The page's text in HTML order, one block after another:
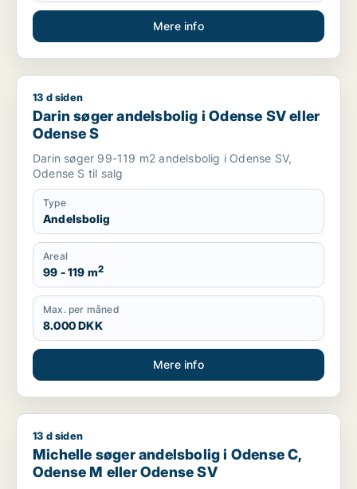
Mere info
Darin søger andelsbolig i Odense SV eller Odense S
13 d siden
Darin søger andelsbolig i Odense SV eller
Odense S
Darin søger 99-119 m2 andelsbolig i Odense SV,
Odense S til salg
Type
Andelsbolig
Areal
99 - 119 m2
Max. per måned
8.000 DKK
Mere info
Michelle søger andelsbolig i Odense C, Odense M eller
13 d siden
Michelle søger andelsbolig i Odense C,
Odense M eller Odense SV